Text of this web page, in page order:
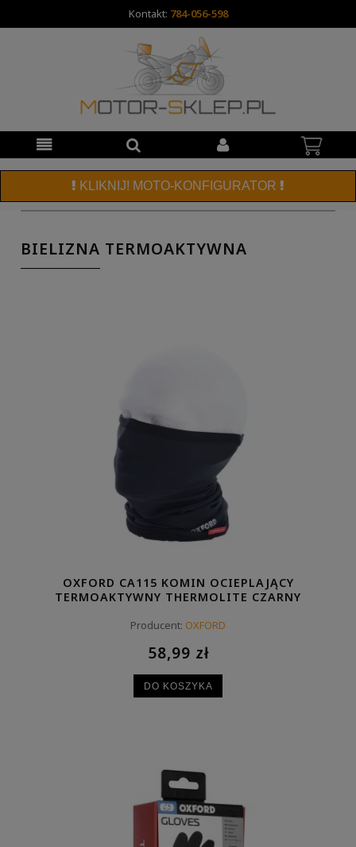
Kontakt: 784-056-598
KLIKNIJ! MOTO-KONFIGURATOR
BIELIZNA TERMOAKTYWNA
OXFORD CA115 KOMIN OCIEPLAJĄCY
TERMOAKTYWNY THERMOLITE CZARNY
Producent: OXFORD
58,99 zł
DO KOSZYKA